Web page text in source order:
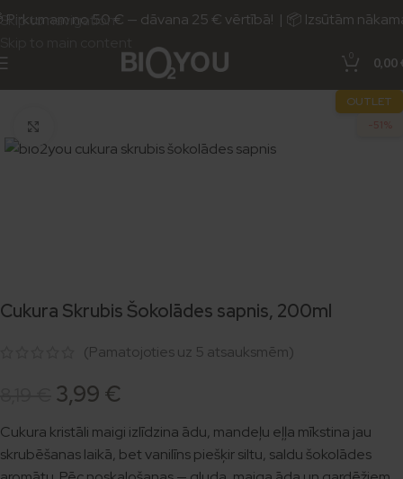
Skip to navigationno 50 € — dāvana 25 € vērtībā! | 📦 Izsūtām
0 0,00
OUTLET
Cukura Skrubis Šokolādes sapnis, 200ml
(Pamatojoties uz 5 atsauksmēm)
3,99 €
Cukura kristāli maigi izlīdzina ādu, mandeļu eļļa mīkstina jau
skrubēšanas laikā, bet vanilīns piešķir siltu, saldu šokolādes